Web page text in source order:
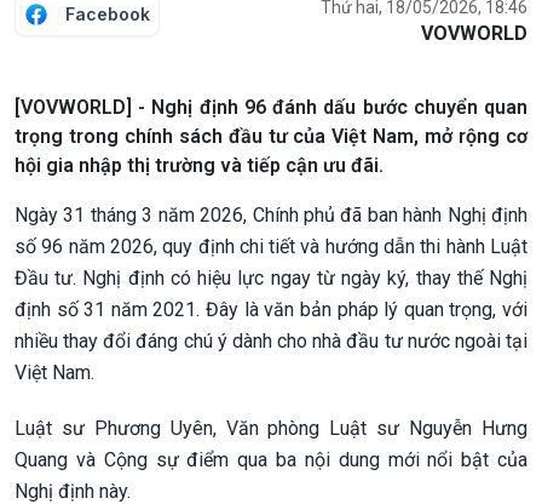
Facebook Thứ hai, 18/05/2026, 18:46
VOVWORLD
[VOVWORLD] - Nghị định 96 đánh dấu bước chuyển quan
trọng trong chính sách đầu tư của Việt Nam, mở rộng cơ
hội gia nhập thị trường và tiếp cận ưu đãi.
Ngày 31 tháng 3 năm 2026, Chính phủ đã ban hành Nghị định
số 96 năm 2026, quy định chi tiết và hướng dẫn thi hành Luật
Đầu tư. Nghị định có hiệu lực ngay từ ngày ký, thay thế Nghị
định số 31 năm 2021. Đây là văn bản pháp lý quan trọng, với
nhiều thay đổi đáng chú ý dành cho nhà đầu tư nước ngoài tại
Việt Nam.
Luật sư Phương Uyên, Văn phòng Luật sư Nguyễn Hưng
Quang và Cộng sự điểm qua ba nội dung mới nổi bật của
Nghị định này.